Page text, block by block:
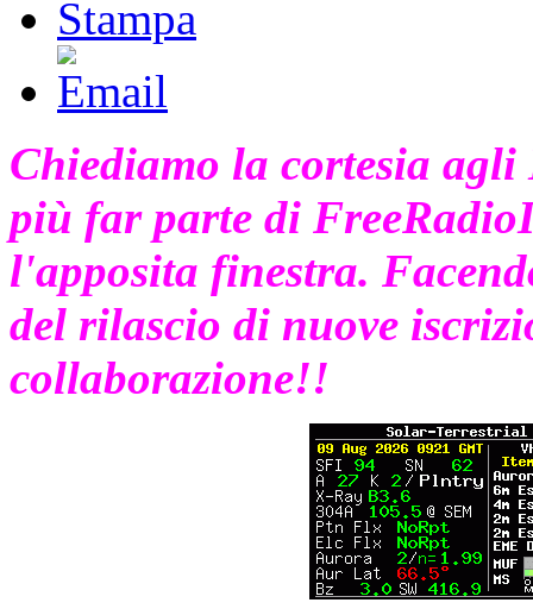
Chiediamo la cortesia
più far parte di
l'apposita finestra.
del rilascio di nuove
collaborazione!!